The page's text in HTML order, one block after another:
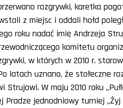
rozgrywki, karetka
z miejsc i oddali hołd
roku nadać imię Andrzeja
komitetu
w których w 2010 r.
latach uznano, że stołeczne
W maju 2010 roku
jednodniowy turniej „Żyj